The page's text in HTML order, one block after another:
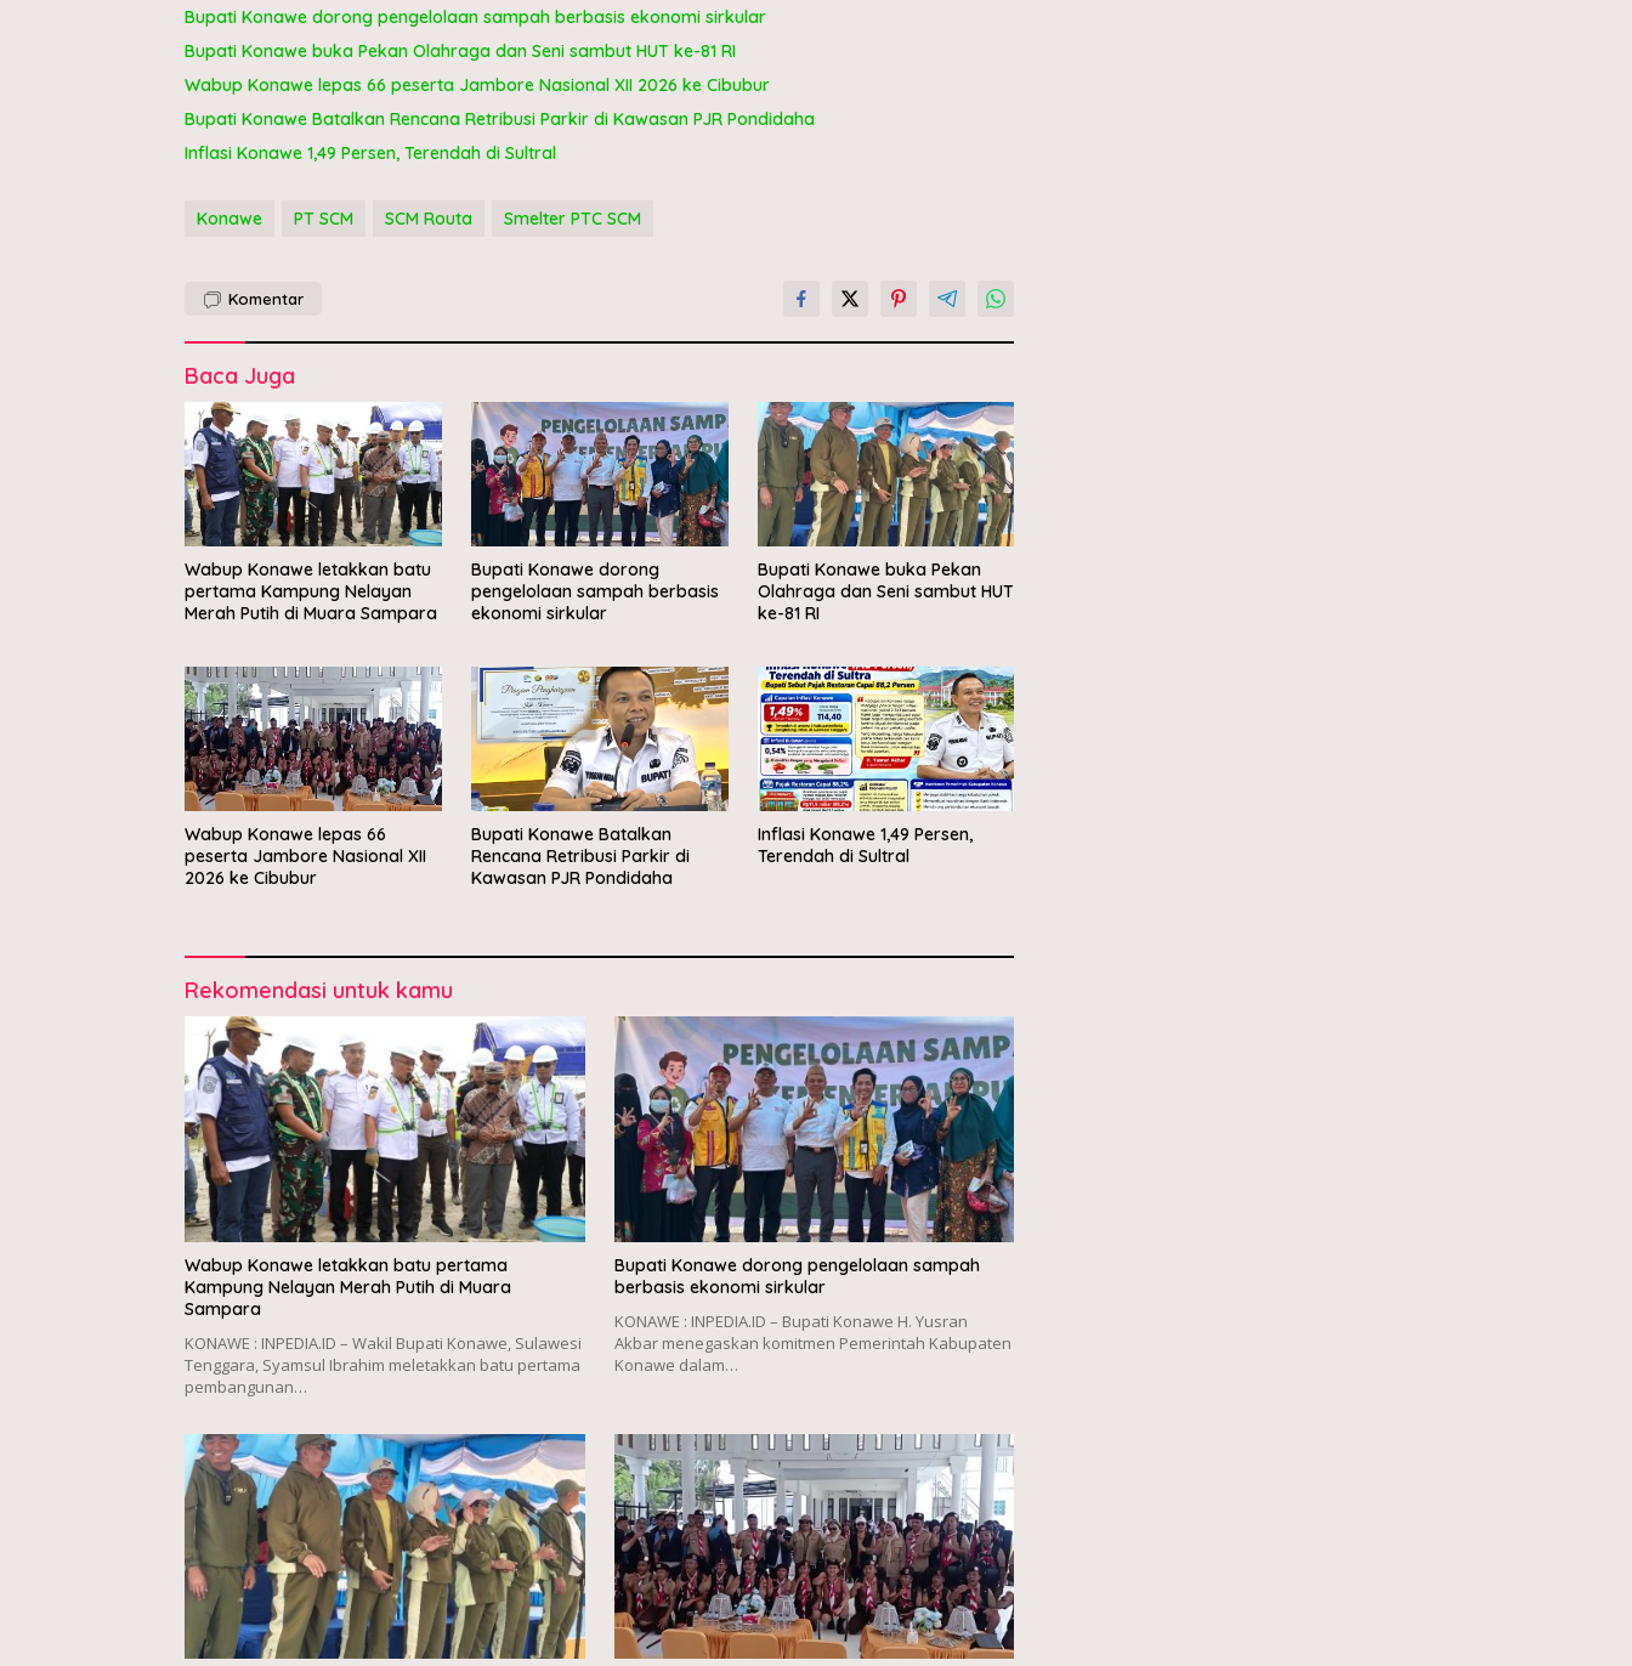
Bupati Konawe dorong pengelolaan sampah berbasis ekonomi sirkular
Bupati Konawe buka Pekan Olahraga dan Seni sambut HUT ke-81 RI
Wabup Konawe lepas 66 peserta Jambore Nasional XII 2026 ke Cibubur
Bupati Konawe Batalkan Rencana Retribusi Parkir di Kawasan PJR Pondidaha
Inflasi Konawe 1,49 Persen, Terendah di Sultral
Konawe PT SCM SCM Routa Smelter PTC SCM
Komentar
Baca Juga
Wabup Konawe letakkan batu
pertama Kampung Nelayan
Merah Putih di Muara Sampara
Bupati Konawe dorong
pengelolaan sampah berbasis
ekonomi sirkular
Bupati Konawe buka Pekan
Olahraga dan Seni sambut HUT
ke-81 RI
Wabup Konawe lepas 66
peserta Jambore Nasional XII
2026 ke Cibubur
Bupati Konawe Batalkan
Rencana Retribusi Parkir di
Kawasan PJR Pondidaha
Inflasi Konawe 1,49 Persen,
Terendah di Sultral
Rekomendasi untuk kamu
Wabup Konawe letakkan batu pertama
Kampung Nelayan Merah Putih di Muara
Sampara
KONAWE : INPEDIA.ID – Wakil Bupati Konawe, Sulawesi
Tenggara, Syamsul Ibrahim meletakkan batu pertama
pembangunan…
Bupati Konawe dorong pengelolaan sampah
berbasis ekonomi sirkular
KONAWE : INPEDIA.ID – Bupati Konawe H. Yusran
Akbar menegaskan komitmen Pemerintah Kabupaten
Konawe dalam…